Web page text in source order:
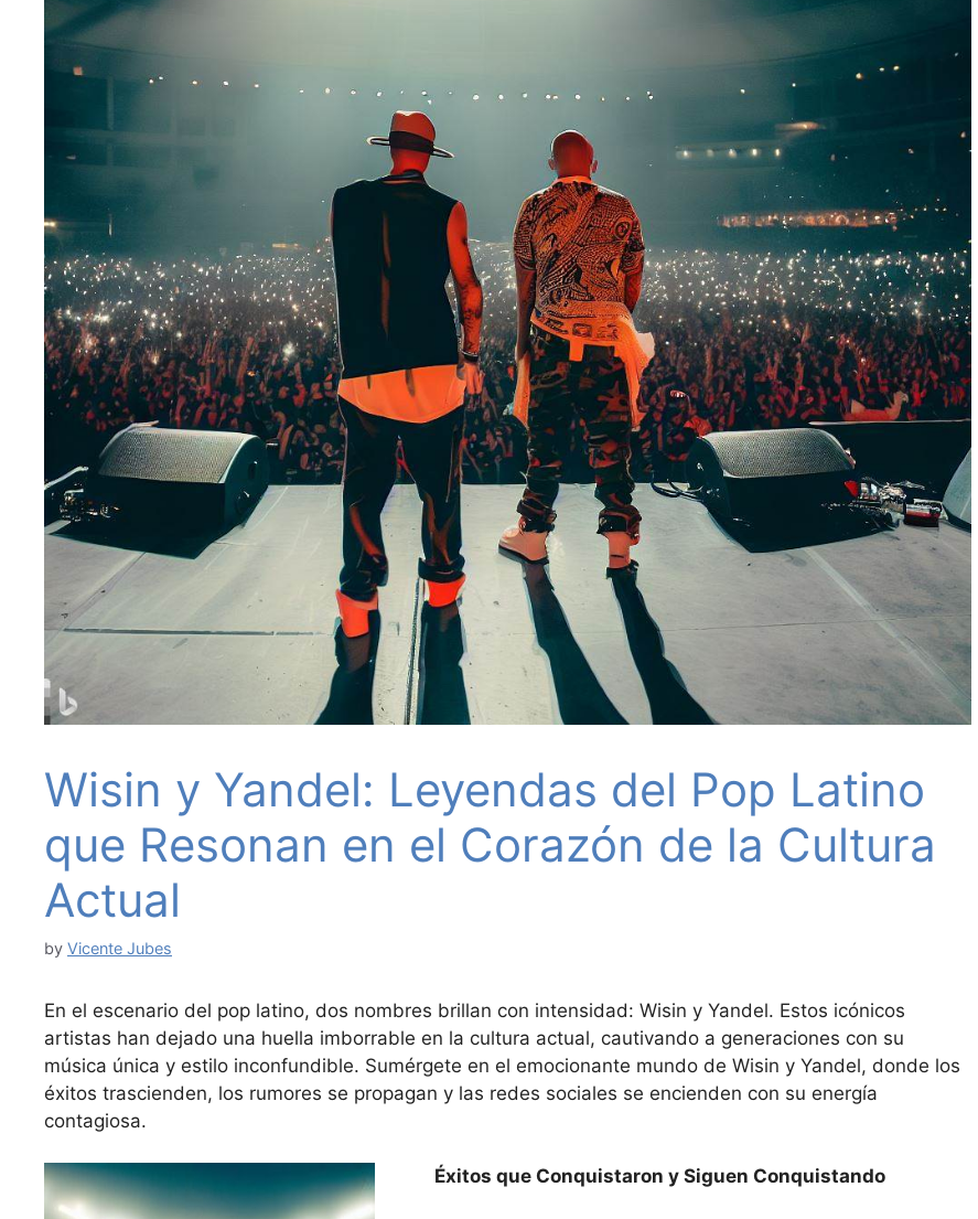
Wisin y Yandel: Leyendas del Pop Latino
que Resonan en el Corazón de la Cultura
Actual
by Vicente Jubes
En el escenario del pop latino, dos nombres brillan con intensidad: Wisin y Yandel. Estos icónicos
artistas han dejado una huella imborrable en la cultura actual, cautivando a generaciones con su
música única y estilo inconfundible. Sumérgete en el emocionante mundo de Wisin y Yandel, donde los
éxitos trascienden, los rumores se propagan y las redes sociales se encienden con su energía
contagiosa.
Éxitos que Conquistaron y Siguen Conquistando